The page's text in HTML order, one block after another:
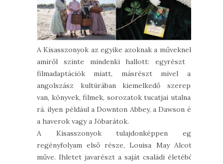
A Kisasszonyok az egyike azoknak a műveknek,
amiről szinte mindenki hallott: egyrészt a
filmadaptációk miatt, másrészt mivel az
angolszász kultúrában kiemelkedő szerepe
van, könyvek, filmek, sorozatok tucatjai utalnak
rá. ilyen például a Downton Abbey, a Dawson és
a haverok vagy a Jóbarátok.
A Kisasszonyok tulajdonképpen egy
regényfolyam első része, Louisa May Alcott
műve. Ihletet javarészt a saját családi életéből